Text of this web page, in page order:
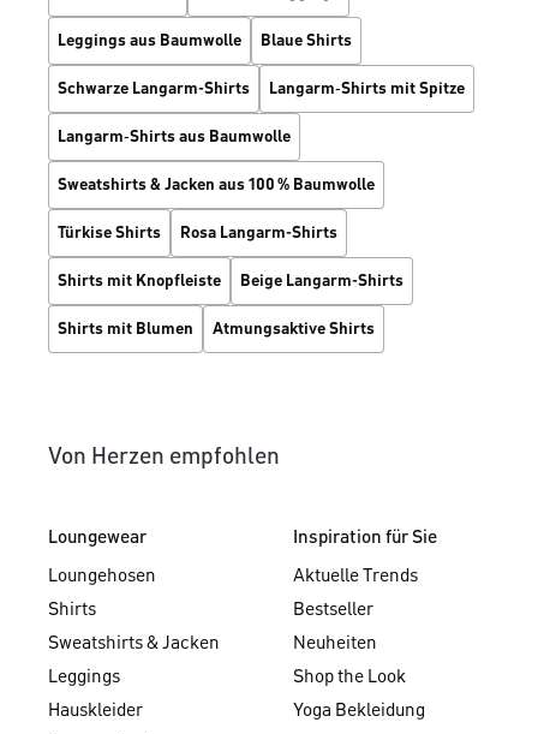
Leggings aus Baumwolle Blaue Shirts
Schwarze Langarm-Shirts Langarm‑Shirts mit Spitze
Langarm‑Shirts aus Baumwolle
Sweatshirts & Jacken aus 100 % Baumwolle
Türkise Shirts Rosa Langarm-Shirts
Shirts mit Knopfleiste Beige Langarm-Shirts
Shirts mit Blumen Atmungsaktive Shirts
Von Herzen empfohlen
Loungewear
Loungehosen
Shirts
Sweatshirts & Jacken
Leggings
Hauskleider
Inspiration für Sie
Aktuelle Trends
Bestseller
Neuheiten
Shop the Look
Yoga Bekleidung